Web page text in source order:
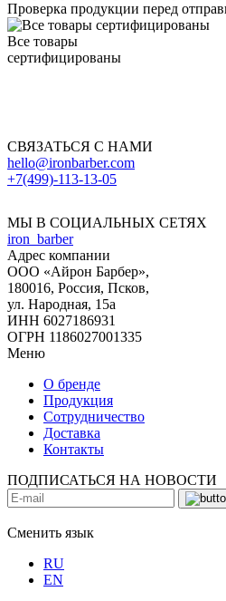
Проверка продукции перед
Все товары
сертифицированы
СВЯЗАТЬСЯ С НАМИ
hello@ironbarber.com
+7(499)-113-13-05
МЫ В СОЦИАЛЬНЫХ СЕТЯХ
iron_barber
Адрес компании
ООО «Айрон Барбер»,
180016, Россия, Псков,
ул. Народная, 15а
ИНН 6027186931
ОГРН 1186027001335
Меню
О бренде
Продукция
Сотрудничество
Доставка
Контакты
ПОДПИСАТЬСЯ НА НОВОСТИ
Сменить язык
RU
EN